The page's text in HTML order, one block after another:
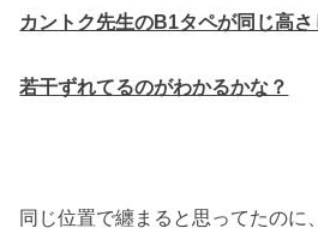
カントク先生のB1タペが同じ高さ
若干ずれてるのがわかるかな？
同じ位置で纏まると思ってたのに